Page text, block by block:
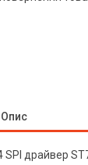
Опис
драйвер